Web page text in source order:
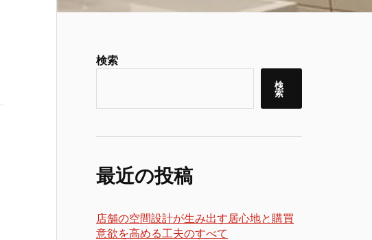
検索
検
索
最近の投稿
店舗の空間設計が生み出す居心地と購買
意欲を高める工夫のすべて